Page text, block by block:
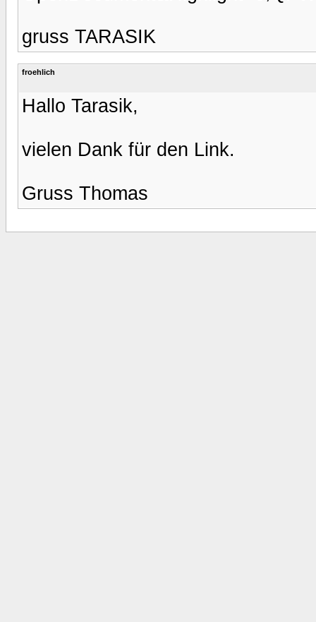
gruss TARASIK
froehlich
Hallo Tarasik,
vielen Dank für den Link.
Gruss Thomas